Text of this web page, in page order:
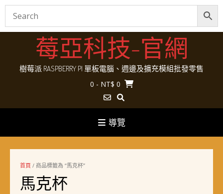
Skip
莓亞科技-官網
樹莓派 RASPBERRY PI 單板電腦、週邊及擴充模組批發零售
0 - NT$ 0
導覽
首頁 / 商品標籤為 “馬克杯”
馬克杯